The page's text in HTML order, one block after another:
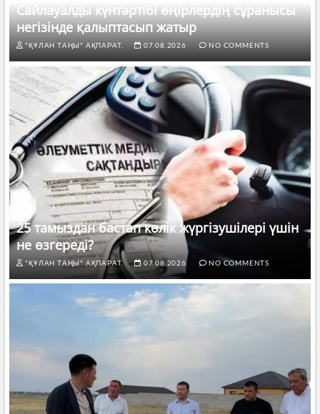
Сайлауалды күнтәртібі өңірлердің сұранысы
негізінде қалыптасып жатыр
"ҚҰЛАН ТАҢЫ" АҚПАРАТ. 07.08.2026 NO COMMENTS
25 тамыздан бастап көлік жүргізушілері үшін
не өзгереді?
"ҚҰЛАН ТАҢЫ" АҚПАРАТ. 07.08.2026 NO COMMENTS